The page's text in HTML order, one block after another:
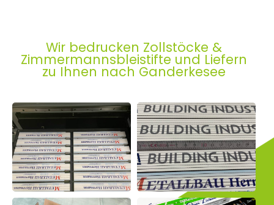
Wir bedrucken Zollstöcke &
Zimmermannsbleistifte und Liefern
zu Ihnen nach Ganderkesee